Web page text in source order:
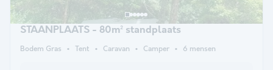
STAANPLAATS - 80m² standplaats
Bodem Gras Tent Caravan Camper 6 mensen